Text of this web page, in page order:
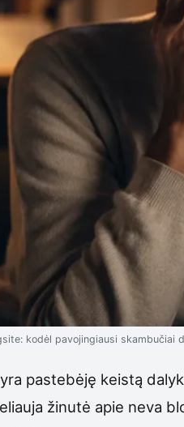
kodėl pavojingiausi skambučiai
pastebėję keistą
žinutė apie neva